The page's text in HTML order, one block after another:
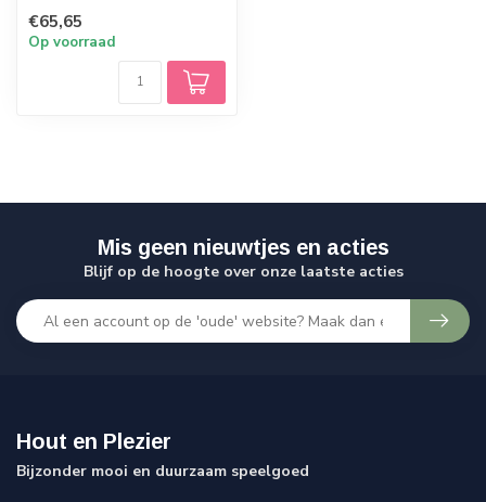
€65,65
Op voorraad
Mis geen nieuwtjes en acties
Blijf op de hoogte over onze laatste acties
Hout en Plezier
Bijzonder mooi en duurzaam speelgoed